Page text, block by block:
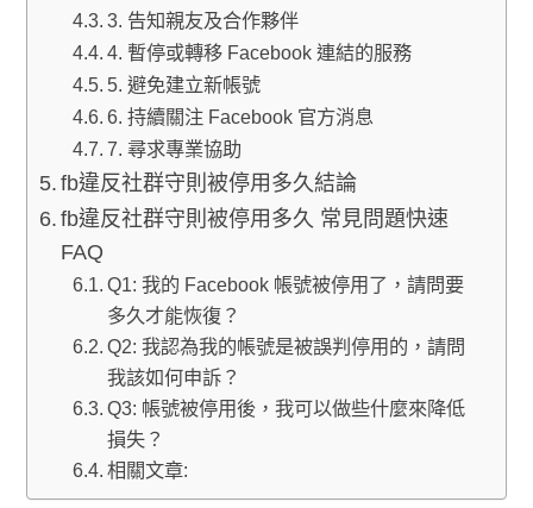
3. 告知親友及合作夥伴
4. 暫停或轉移 Facebook 連結的服務
5. 避免建立新帳號
6. 持續關注 Facebook 官方消息
7. 尋求專業協助
fb違反社群守則被停用多久結論
fb違反社群守則被停用多久 常見問題快速
FAQ
Q1: 我的 Facebook 帳號被停用了，請問要
多久才能恢復？
Q2: 我認為我的帳號是被誤判停用的，請問
我該如何申訴？
Q3: 帳號被停用後，我可以做些什麼來降低
損失？
相關文章: